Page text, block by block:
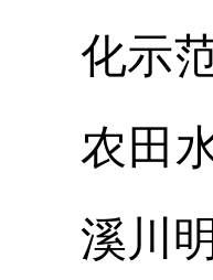
化示
农田
溪川